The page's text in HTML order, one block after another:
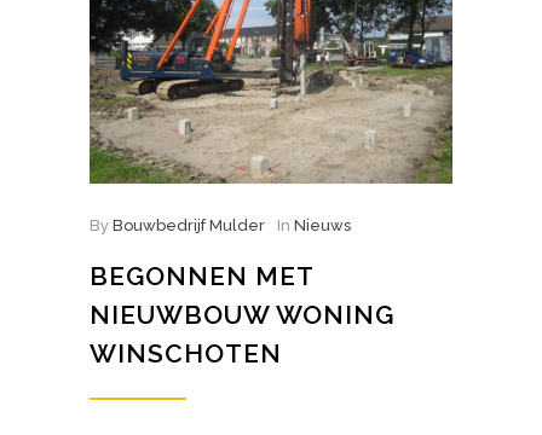
By Bouwbedrijf Mulder In Nieuws
BEGONNEN MET
NIEUWBOUW WONING
WINSCHOTEN